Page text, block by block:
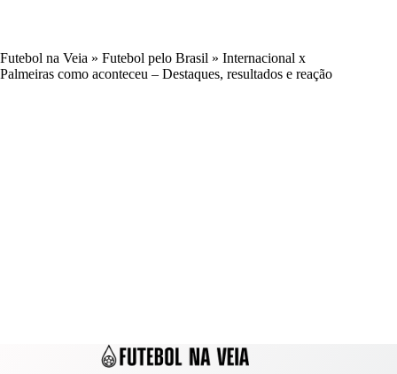
Futebol na Veia » Futebol pelo Brasil » Internacional x
Palmeiras como aconteceu – Destaques, resultados e reação